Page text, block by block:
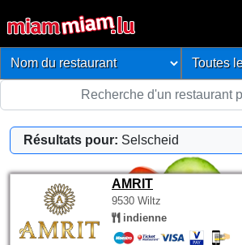
Résultats pour: Selscheid
AMRIT
9530 Wiltz
indienne